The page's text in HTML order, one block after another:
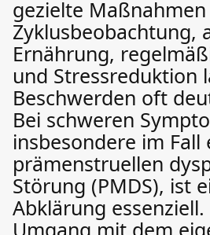
gezielte
Zyklusbeobachtung,
Ernährung,
und Stressreduktion
Beschwerden oft
Bei schweren
insbesondere im Fall
prämenstruellen
Störung (PMDS), ist
Abklärung
Umgang mit dem